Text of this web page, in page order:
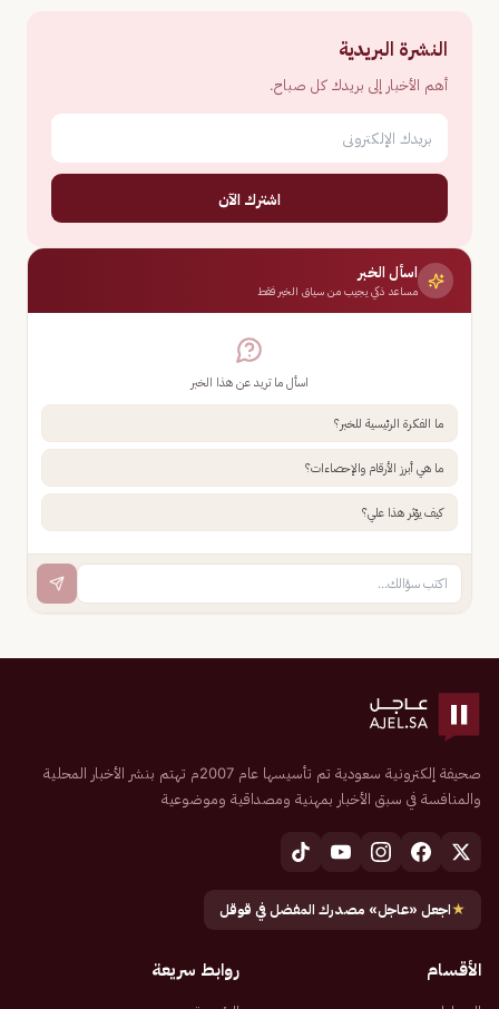
النشرة البريدية
أهم الأخبار إلى بريدك كل صباح.
اشترك الآن
اسأل الخبر
مساعد ذكي يجيب من سياق الخبر فقط
اسأل ما تريد عن هذا الخبر
ما الفكرة الرئيسية للخبر؟
ما هي أبرز الأرقام والإحصاءات؟
كيف يؤثر هذا علي؟
صحيفة إلكترونية سعودية تم تأسيسها عام 2007م تهتم بنشر الأخبار المحلية
والمنافسة في سبق الأخبار بمهنية ومصداقية وموضوعية
★اجعل «عاجل» مصدرك المفضل في قوقل
الأقسام روابط سريعة